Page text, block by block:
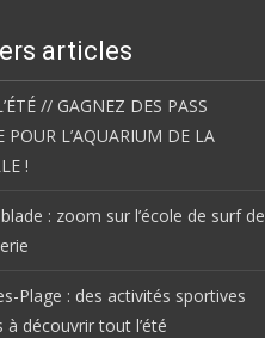
articles
// GAGNEZ DES PASS
POUR L’AQUARIUM DE LA
!
: zoom sur l’école de surf de
Plage : des activités sportives
à découvrir tout l’été